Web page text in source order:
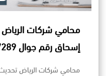
محامي شركات
إسحاق رقم جوال 00966560077289